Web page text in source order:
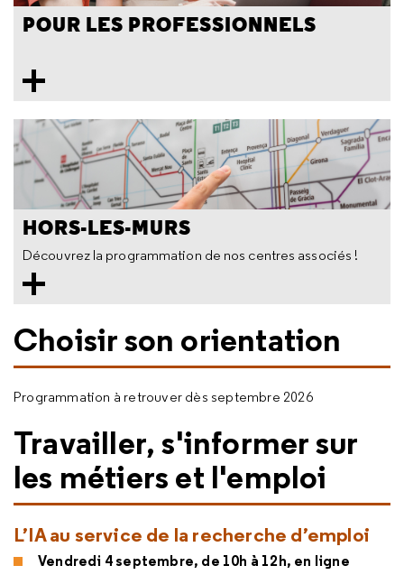
POUR LES PROFESSIONNELS
HORS-LES-MURS
Découvrez la programmation de nos centres associés !
Choisir son orientation
Programmation à retrouver dès septembre 2026
Travailler, s'informer sur
les métiers et l'emploi
L’IA au service de la recherche d’emploi
Vendredi 4 septembre, de 10h à 12h, en ligne